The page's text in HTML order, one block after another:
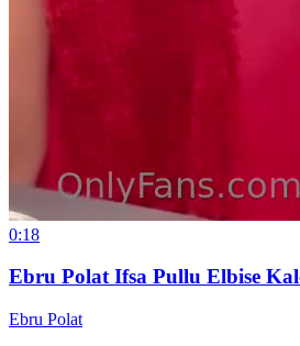
0:18
Ebru Polat Ifsa Pullu Elbise
Ebru Polat